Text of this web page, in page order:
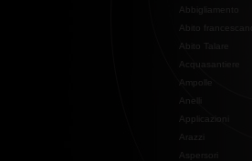
Abbigliamento
Abito francescano
Abito Talare
Acquasantiere
Ampolle
Anelli
Applicazioni
Arazzi
Aspersori